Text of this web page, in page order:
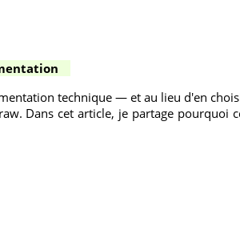
technique — et au lieu d'en
Dans cet article, je partage